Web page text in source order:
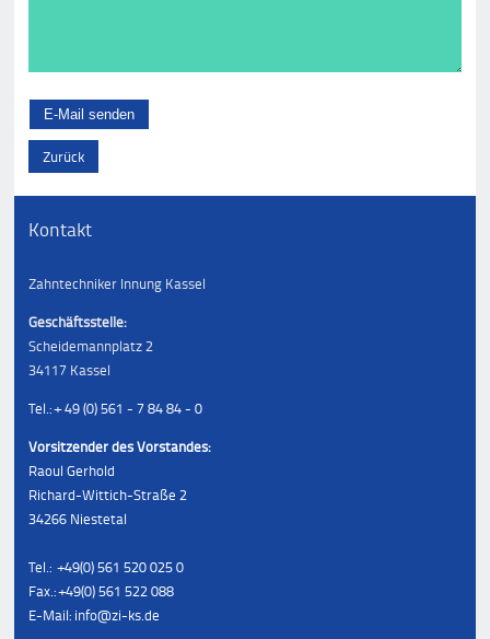
Zurück
Kontakt
Zahntechniker Innung Kassel
Geschäftsstelle:
Scheidemannplatz 2
34117 Kassel
Tel.: + 49 (0) 561 - 7 84 84 - 0
Vorsitzender des Vorstandes:
Raoul Gerhold
Richard-Wittich-Straße 2
34266 Niestetal
Tel.: +49(0) 561 520 025 0
Fax.: +49(0) 561 522 088
E-Mail: info@zi-ks.de